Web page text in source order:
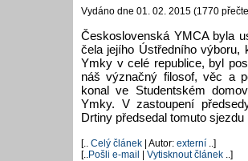
Vydáno dne 01. 02. 2015 (1770
Československá YMCA byla
čela jejího Ústředního výboru,
Ymky v celé republice, byl
náš význačný filosof, věc a
konal ve Studentském
Ymky. V zastoupení
Drtiny předsedal tomuto
[.. Celý článek | Autor: externí ..]
[..Pošli e-mail Vytisknout článek ..]